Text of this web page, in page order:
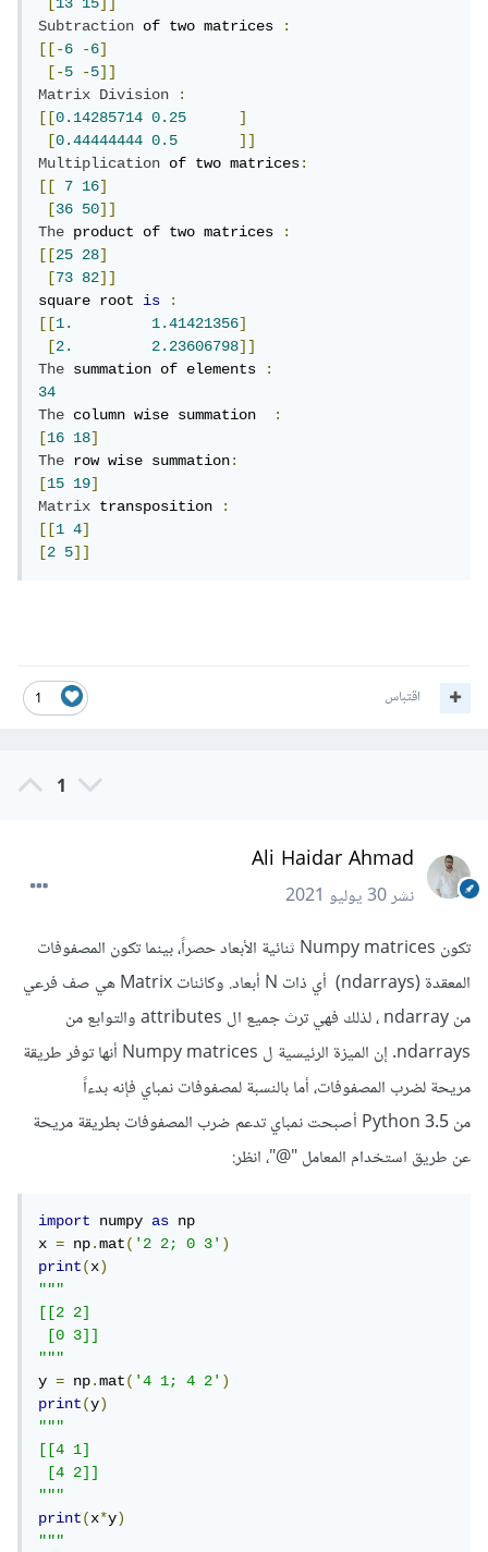
[13 15
Subtraction of two matrices :
[[-6 -6]
[-5 -5]]
Matrix
Division
:
[[0.14285714 0.25
]
[0.44444444 0.5
]]
Multiplication of two matrices:
[[
7 16]
[36 50]]
The product of two matrices :
[[25 28]
[73 82]]
square root is
:
[[1. 1.41421356]
[2. 2.23606798]]
The summation of elements :
34
The column wise summation :
[16 18]
The row wise summation:
[15 19]
Matrix transposition :
[[1 4]
[2 5]]
1 اقتباس
1
Ali Haidar Ahmad
نشر30 يوليو 2021
تكون Numpy matrices ثنائية الأبعاد حصراً، بينما تكون المصفوفات
المعقدة (ndarrays) أي ذات N أبعاد. وكائنات Matrix هي صف فرعي
من ndarray ، لذلك فهي ترث جميع ال attributes والتوابع من
ndarrays. إن الميزة الرئيسية ل Numpy matrices أنها توفر طريقة
مريحة لضرب المصفوفات، أما بالنسبة لمصفوفات نمباي فإنه بدءاً
من Python 3.5 أصبحت نمباي تدعم ضرب المصفوفات بطريقة مريحة
عن طريق استخدام المعامل "@"، انظر:
import numpy as np
x = np.mat('2 2; 0 3')
print(x)
"""
[[2 2]
"""
y = np.mat('4 1; 4 2')
print(y)
"""
[[4 1]
"""
print(x*y)
"""